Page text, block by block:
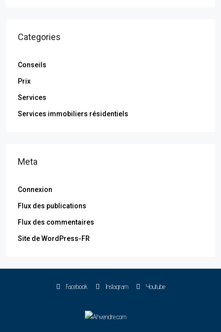
Categories
Conseils
Prix
Services
Services immobiliers résidentiels
Meta
Connexion
Flux des publications
Flux des commentaires
Site de WordPress-FR
Facebook Instagram Youtube